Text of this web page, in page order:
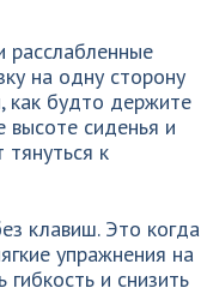
расслабленные
на одну сторону
как будто держите
высоте сиденья и
к
клавиш. Это когда
упражнения на
и снизить